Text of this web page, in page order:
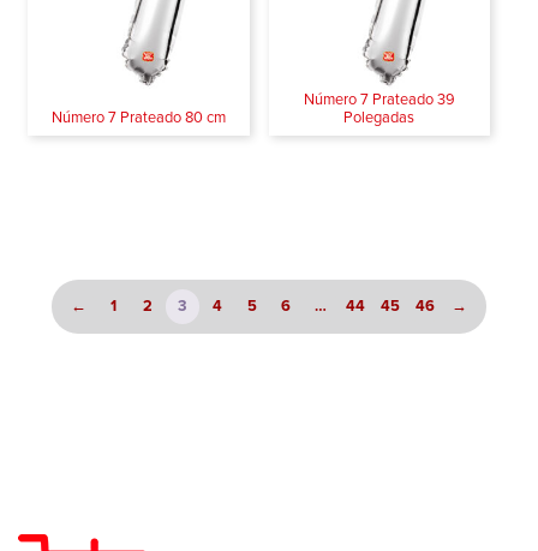
Número 7 Prateado 80 cm
Número 7 Prateado 39
Polegadas
← 1 2 3 4 5 6 … 44 45 46 →